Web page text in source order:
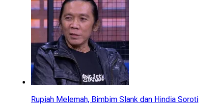
Rupiah Melemah, Bimbim Slank dan Hindia Soroti